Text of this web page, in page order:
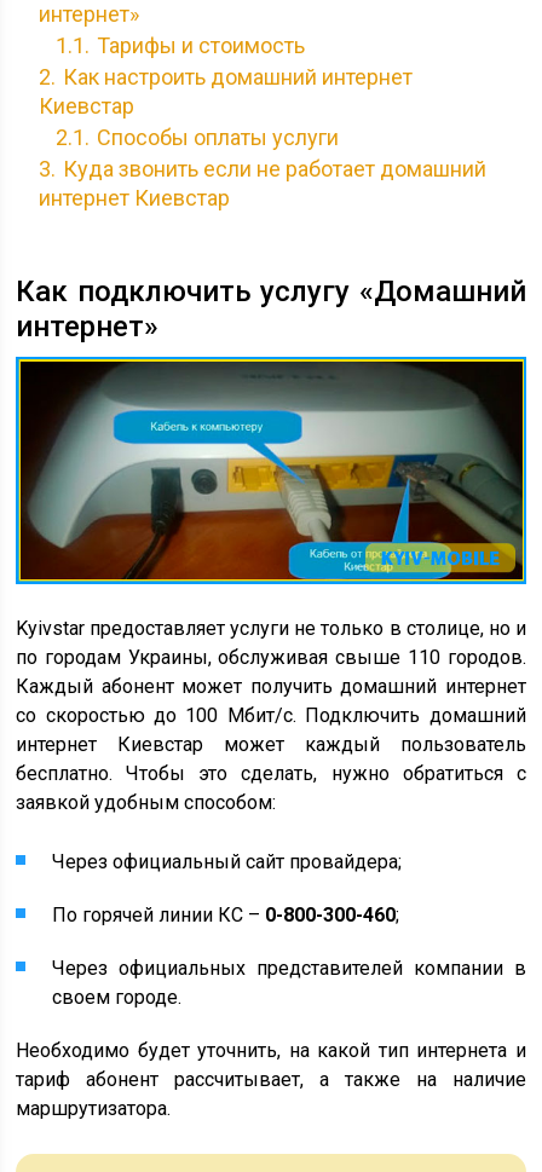
интернет»
1.1. Тарифы и стоимость
2. Как настроить домашний интернет
Киевстар
2.1. Способы оплаты услуги
3. Куда звонить если не работает домашний
интернет Киевстар
Как подключить услугу «Домашний
интернет»
Kyivstar предоставляет услуги не только в столице, но и
по городам Украины, обслуживая свыше 110 городов.
Каждый абонент может получить домашний интернет
со скоростью до 100 Мбит/с. Подключить домашний
интернет Киевстар может каждый пользователь
бесплатно. Чтобы это сделать, нужно обратиться с
заявкой удобным способом:
Через официальный сайт провайдера;
По горячей линии КС – 0-800-300-460;
Через официальных представителей компании в
своем городе.
Необходимо будет уточнить, на какой тип интернета и
тариф абонент рассчитывает, а также на наличие
маршрутизатора.